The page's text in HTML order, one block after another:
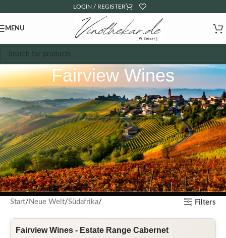
LOGIN / REGISTER
MENU
Fairview Wines
Start Neue Welt Südafrika Filters
Fairview Wines - Estate Range Cabernet